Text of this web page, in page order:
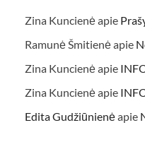
Zina Kuncienėapie
Ramunė Šmitienėapie
Zina Kuncienėapie
Zina Kuncienėapie
Edita Gudžiūnienėapie